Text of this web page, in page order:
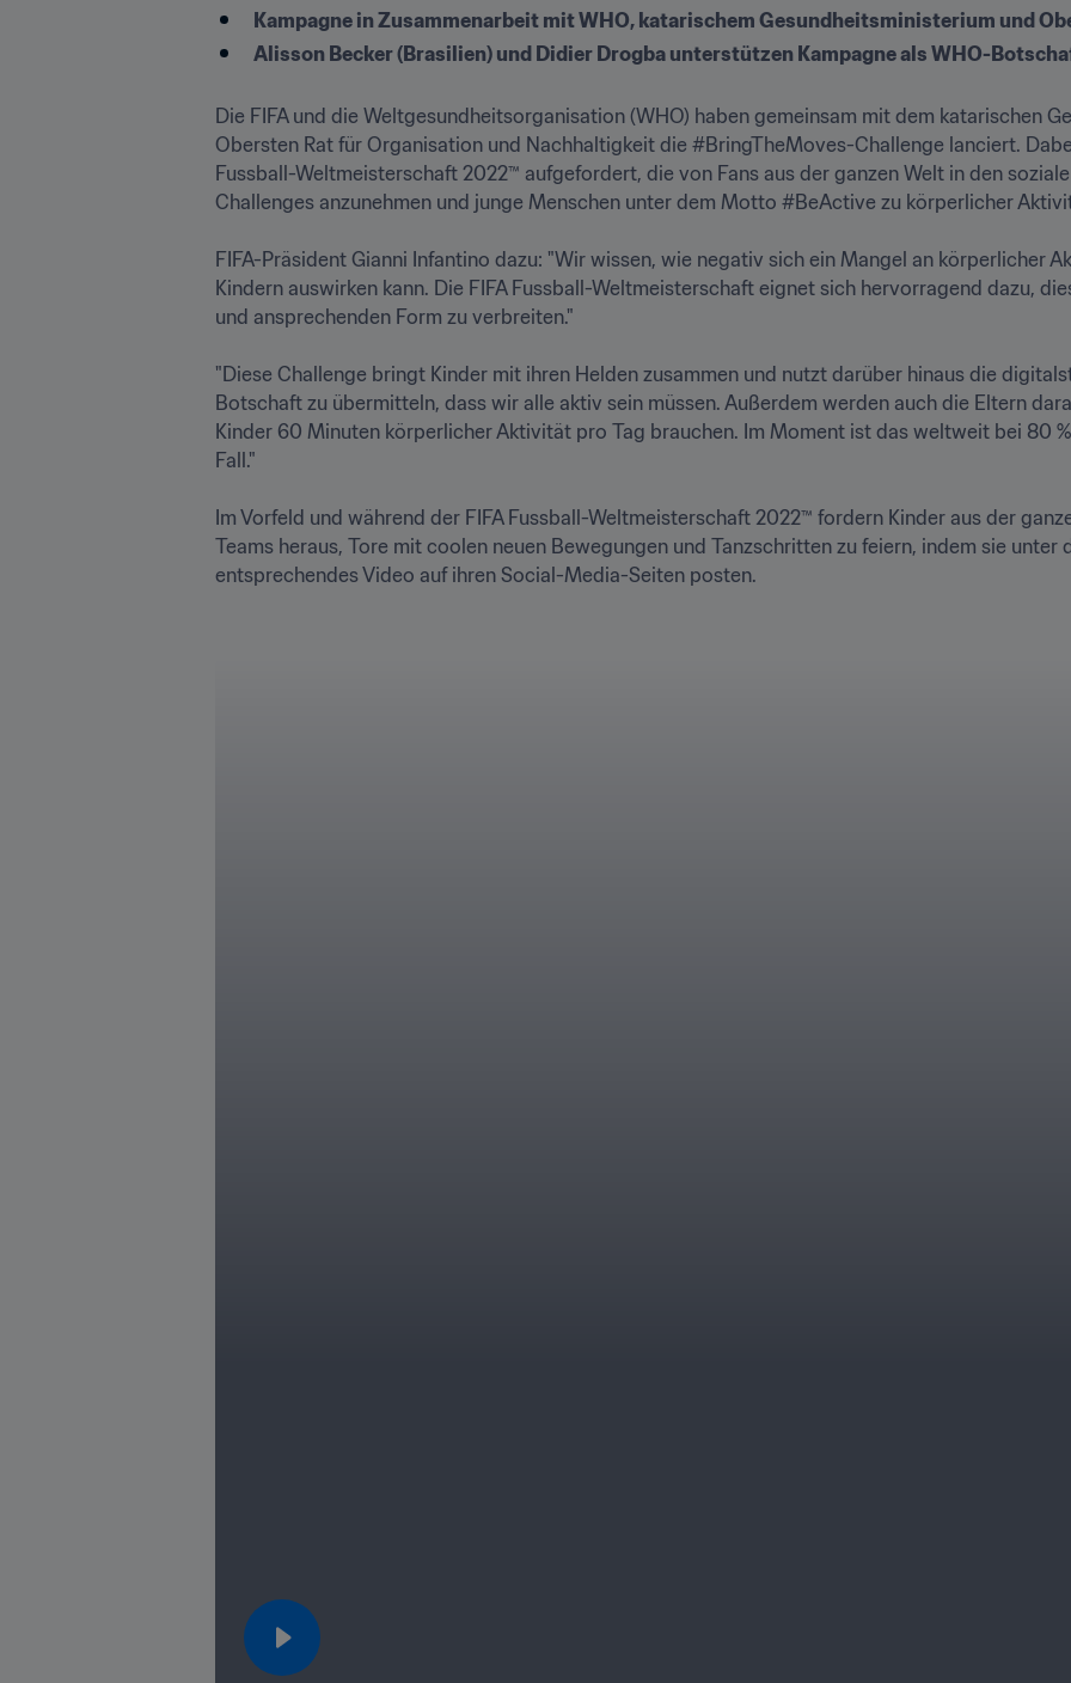
Kampagne in Zusammenarbeit mit WHO, katarischem Gesundheitsministerium und
Alisson Becker (Brasilien) und Didier Drogba unterstützen Kampagne als WHO-
Die FIFA und die Weltgesundheitsorganisation (WHO) haben gemeinsam mit dem katarischen
Obersten Rat für Organisation und Nachhaltigkeit die #BringTheMoves-Challenge lanciert.
Fussball-Weltmeisterschaft 2022™ aufgefordert, die von Fans aus der ganzen Welt in den
Challenges anzunehmen und junge Menschen unter dem Motto #BeActive zu körperlicher
FIFA-Präsident Gianni Infantino dazu: "Wir wissen, wie negativ sich ein Mangel an körperlicher
Kindern auswirken kann. Die FIFA Fussball-Weltmeisterschaft eignet sich hervorragend dazu,
und ansprechenden Form zu verbreiten."
"Diese Challenge bringt Kinder mit ihren Helden zusammen und nutzt darüber hinaus die
Botschaft zu übermitteln, dass wir alle aktiv sein müssen. Außerdem werden auch die Eltern
Kinder 60 Minuten körperlicher Aktivität pro Tag brauchen. Im Moment ist das weltweit bei 80
Fall."
Im Vorfeld und während der FIFA Fussball-Weltmeisterschaft 2022™ fordern Kinder aus der
Teams heraus, Tore mit coolen neuen Bewegungen und Tanzschritten zu feiern, indem sie
entsprechendes Video auf ihren Social-Media-Seiten posten.